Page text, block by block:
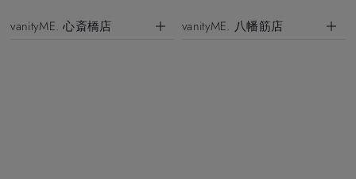
vanityME. 心斎橋店 vanityME. 八幡筋店